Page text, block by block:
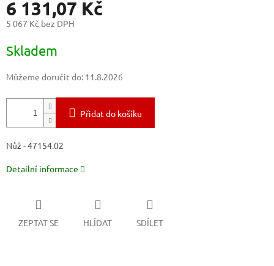
6 131,07 Kč
5 067 Kč bez DPH
cena:
Skladem
Můžeme doručit do: 11.8.2026
Přidat do košíku
Nůž - 47154.02
Detailní informace
ZEPTAT SE HLÍDAT SDÍLET